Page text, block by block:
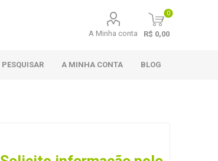
A Minha conta
0
R$ 0,00
PESQUISAR A MINHA CONTA BLOG